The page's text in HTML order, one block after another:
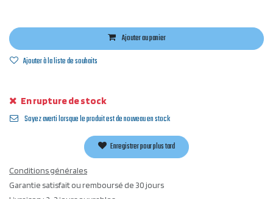
Ajouter au panier
Ajouter à la liste de souhaits
En rupture de stock
Soyez averti lorsque le produit est de nouveau en stock
Enregistrer pour plus tard
Conditions générales
Garantie satisfait ou remboursé de 30 jours